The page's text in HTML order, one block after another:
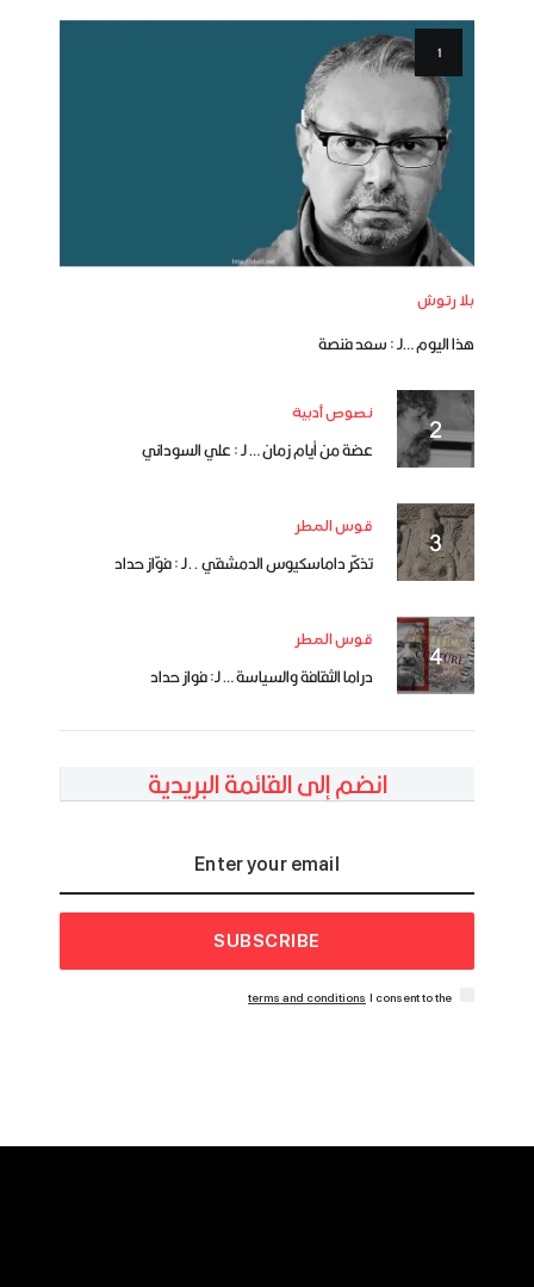
بلا رتوش
هذا اليوم …لـ : سعد فنصة
نصوص أدبية
عضة من أيام زمان … لـ : علي السوداني
قوس المطر
تذكّر داماسكيوس الدمشقي ..لـ : فوّاز حداد
قوس المطر
دراما الثقافة والسياسة … لـ: فواز حداد
انضم إلى القائمة البريدية
SUBSCRIBE
I consent to the
terms and conditions